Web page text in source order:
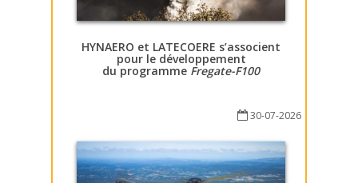
HYNAERO et LATECOERE s’associent
pour le développement
du programme Fregate-F100
30-07-2026